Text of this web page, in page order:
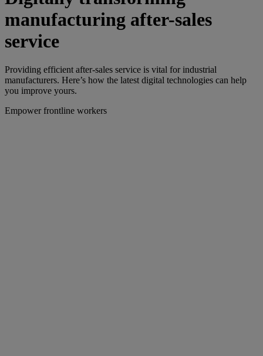
manufacturing after-sales
service
Providing efficient after-sales service is vital for industrial
manufacturers. Here’s how the latest digital technologies can help
you improve yours.
Empower frontline workers